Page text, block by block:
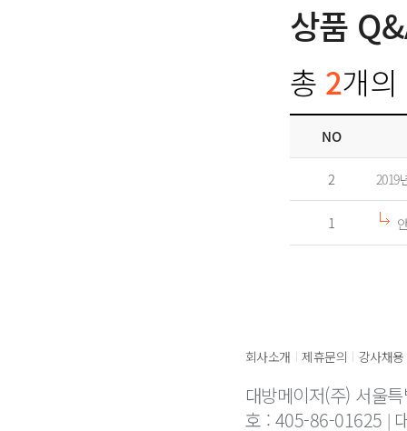
상품
총 2개
NO
2 2019
1
회사소개 | 제휴문의 | 강사채용
대방메이저(주) 서울
호 : 405-86-01625